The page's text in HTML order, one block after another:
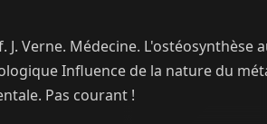
J. Verne. Médecine. L'ostéosynthèse
Influence de la nature du
Pas courant !